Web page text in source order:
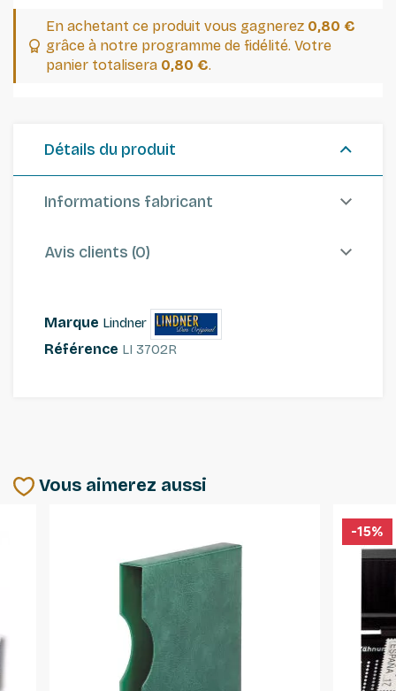
En achetant ce produit vous gagnerez 0,80 €
grâce à notre programme de fidélité. Votre
panier totalisera 0,80 €.
Détails du produit
Informations fabricant
Avis clients (0)
Marque Lindner
Référence LI 3702R
Vous aimerez aussi
-15%